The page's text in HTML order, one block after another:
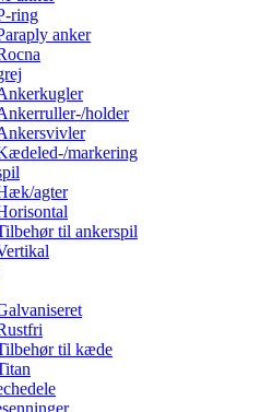
ring
anker
holder
markering
agter
til ankerspil
til kæde